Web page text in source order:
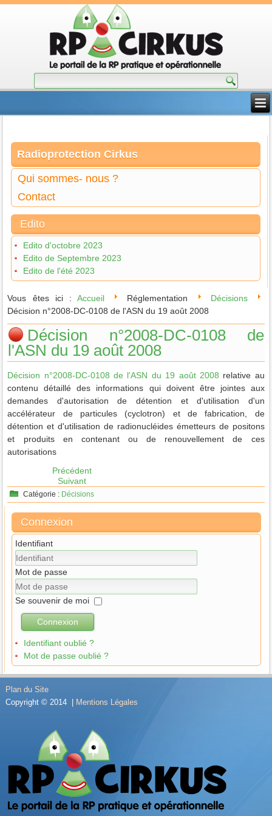
Radioprotection Cirkus
Qui sommes- nous ?
Contact
Edito
Edito d'octobre 2023
Edito de Septembre 2023
Edito de l'été 2023
Vous êtes ici : Accueil Réglementation
Décisions
Décision n°2008-DC-0108 de l'ASN du 19 août 2008
Décision n°2008-DC-0108 de
l'ASN du 19 août 2008
Décision n°2008-DC-0108 de l'ASN du 19 août 2008 relative au
contenu détaillé des informations qui doivent être jointes aux
demandes d'autorisation de détention et d'utilisation d'un
accélérateur de particules (cyclotron) et de fabrication, de
détention et d'utilisation de radionucléides émetteurs de positons
et produits en contenant ou de renouvellement de ces
autorisations
Précédent
Suivant
Catégorie : Décisions
Connexion
Identifiant
Mot de passe
Se souvenir de moi
Connexion
Identifiant oublié ?
Mot de passe oublié ?
Plan du Site
Copyright © 2014 |
Mentions Légales